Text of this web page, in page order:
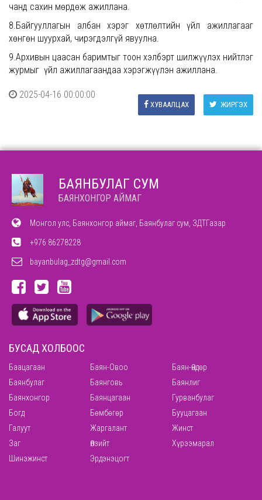
чанд сахин мөрдөж ажиллана.
8.Байгууллагын албан хэрэг хөтлөлтийн үйл ажиллагааг
хөнгөн шуурхай, чирэгдэлгүй явуулна.
9.Архивын цаасан баримтыг тоон хэлбэрт шилжүүлэх нийтлэг
журмыг үйл ажиллагаандаа хэрэгжүүлэн ажиллана.
2025-04-16 00:00:00
ЖИРГЭХ
ХУВААЛЦАХ
БАЯНБУЛАГ СУМ
БАЯНХОНГОР АЙМАГ
Монгол улс, Баянхонгор аймаг, Баянбулаг сум, ЗДТГазар
+976 86278228
bayanbulag_zdtg@gmail.com
БУСАД ХОЛБООС
Баацагаан Баян-Овоо
Баян-Өндөр
Баянбулаг
Баянговь
Баянлиг
Баянхонгор
Баянцагаан
Гурванбулаг
Богд
Бөмбөгөр
Бууцагаан
Галуут
Жаргалант
Жинст
Заг
Өлзийт
Хүрээмарал
Шинэжинст
Эрдэнэцогт